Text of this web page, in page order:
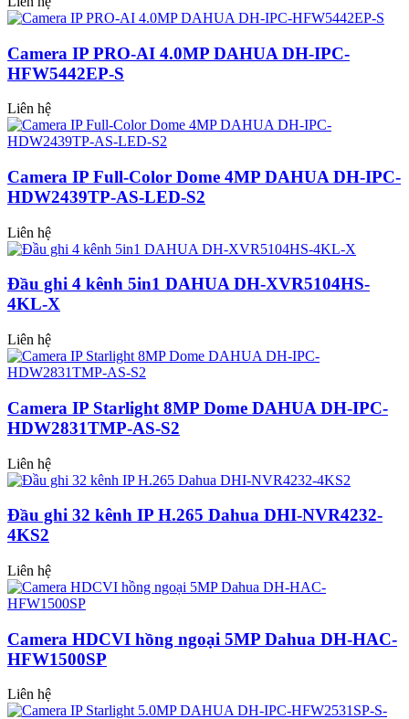
Camera IP PRO-AI 4.0MP DAHUA DH-IPC-
HFW5442EP-S
Liên hệ
Camera IP Full-Color Dome 4MP DAHUA DH-IPC-
HDW2439TP-AS-LED-S2
Liên hệ
Đầu ghi 4 kênh 5in1 DAHUA DH-XVR5104HS-
4KL-X
Liên hệ
Camera IP Starlight 8MP Dome DAHUA DH-IPC-
HDW2831TMP-AS-S2
Liên hệ
Đầu ghi 32 kênh IP H.265 Dahua DHI-NVR4232-
4KS2
Liên hệ
Camera HDCVI hồng ngoại 5MP Dahua DH-HAC-
HFW1500SP
Liên hệ